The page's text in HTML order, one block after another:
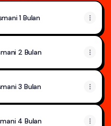
1 Bulan
2 Bulan
3 Bulan
4 Bulan